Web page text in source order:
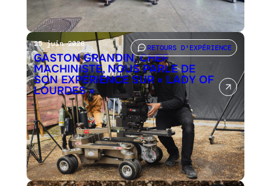
RETOURS D'EXPÉRIENCE
25 juin 2026
GASTON GRANDIN, CHEF
MACHINISTE, NOUS PARLE DE
SON EXPÉRIENCE SUR « LADY OF
LOURDES »